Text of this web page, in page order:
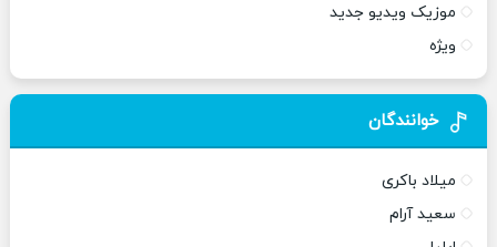
موزیک ویدیو جدید
ویژه
خوانندگان
میلاد باکری
سعید آرام